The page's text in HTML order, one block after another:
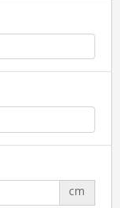
cm